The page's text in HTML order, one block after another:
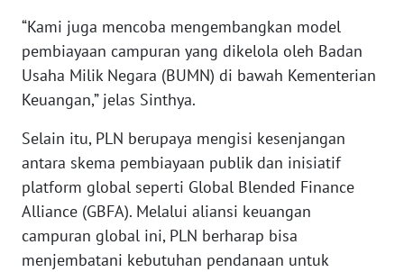
“Kami juga mencoba mengembangkan model
pembiayaan campuran yang dikelola oleh Badan
Usaha Milik Negara (BUMN) di bawah Kementerian
Keuangan,” jelas Sinthya.
Selain itu, PLN berupaya mengisi kesenjangan
antara skema pembiayaan publik dan inisiatif
platform global seperti Global Blended Finance
Alliance (GBFA). Melalui aliansi keuangan
campuran global ini, PLN berharap bisa
menjembatani kebutuhan pendanaan untuk
WN
KALTARA
WN
KALTIM
WN
SULSEL